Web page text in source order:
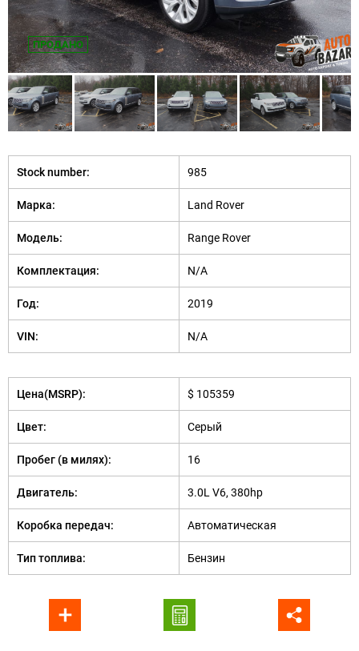
ПРОДАНО
Stock number: 985
Марка: Land Rover
Модель: Range Rover
Комплектация: N/A
Год: 2019
VIN: N/A
Цена(MSRP): $ 105359
Цвет: Серый
Пробег (в милях): 16
Двигатель: 3.0L V6, 380hp
Коробка передач: Автоматическая
Тип топлива: Бензин